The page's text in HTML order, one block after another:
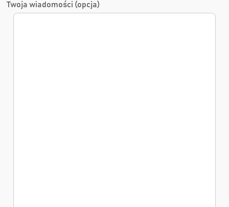
Twoja wiadomości (opcja)